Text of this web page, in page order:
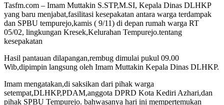
Tasfm.com – Imam Muttakin S.STP,M.SI, Kepala Dinas DLHKP
yang baru menjabat,fasilitasi kesepakatan antara warga terdampak
dan SPBU tempurejo,kamis ( 9/11) di depan rumah warga RT
05/02, lingkungan Kresek,Kelurahan Tempurejo.tentang
kesepakatan
Hasil pantauan dilapangan,rembug dimulai pukul 09.00
Wib,dipimpin langsung oleh Imam Muttakin Kepala Dinas DLHKP.
Imam mengatakan,di saksikan dari pihak warga
setempat,DLHKP,PDAM,anggota DPRD Kota Kediri Azhari,dan
pihak SPBU Tempurejo. bahwasanya hari ini mempertemukan